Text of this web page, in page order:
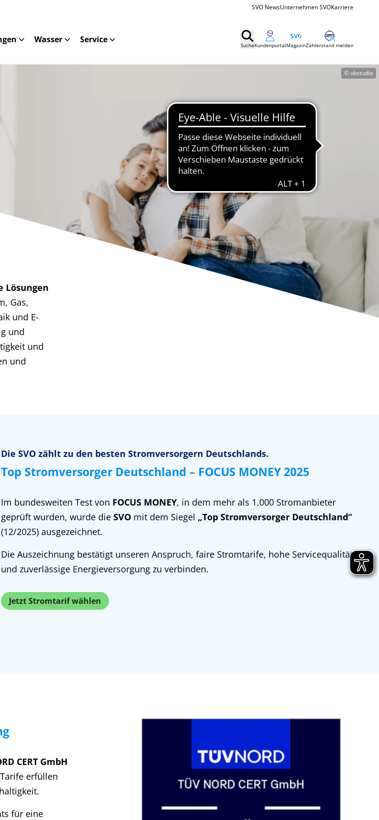
SVO NewsUnternehmen SVOKarriere
Wasser Service
SucheKundenportalMagazinZählerstand melden
© vkstudio
Lösungen
Gas,
und E-
und
und
und
Die SVO zählt zu den besten Stromversorgern Deutschlands.
Top Stromversorger Deutschland – FOCUS MONEY 2025
Im bundesweiten Test von FOCUS MONEY, in dem mehr als 1.000 Stromanbieter
geprüft wurden, wurde die SVOmit dem Siegel „Top Stromversorger Deutschland“
(12/2025) ausgezeichnet.
Die Auszeichnung bestätigt unseren Anspruch, faire Stromtarife, hohe Servicequalität
und zuverlässige Energieversorgung zu verbinden.
Jetzt Stromtarif wählen
CERT GmbH
erfüllen
für eine